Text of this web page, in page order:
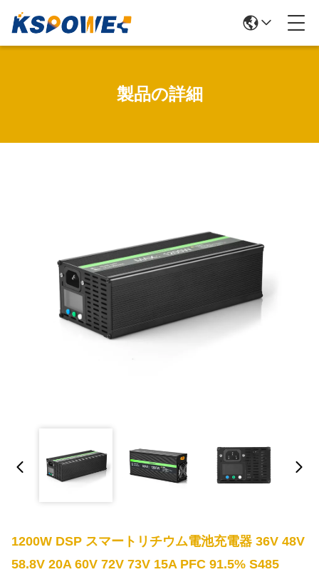
製品の詳細
1200W DSP スマートリチウム電池充電器 36V 48V
58.8V 20A 60V 72V 73V 15A PFC 91.5% S485